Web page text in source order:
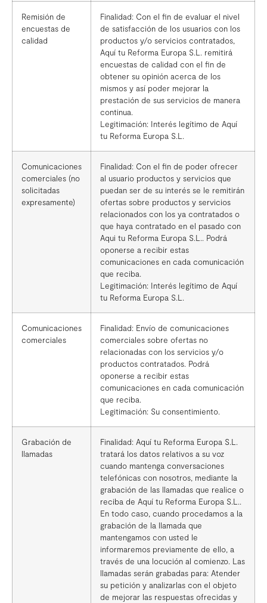
Remisión de
encuestas de
calidad
Finalidad: Con el fin de evaluar el nivel
de satisfacción de los usuarios con los
productos y/o servicios contratados,
Aquí tu Reforma Europa S.L. remitirá
encuestas de calidad con el fin de
obtener su opinión acerca de los
mismos y así poder mejorar la
prestación de sus servicios de manera
continua.
Legitimación: Interés legítimo de Aquí
tu Reforma Europa S.L.
Comunicaciones
comerciales (no
solicitadas
expresamente)
Finalidad: Con el fin de poder ofrecer
al usuario productos y servicios que
puedan ser de su interés se le remitirán
ofertas sobre productos y servicios
relacionados con los ya contratados o
que haya contratado en el pasado con
Aqui tu Reforma Europa S.L.. Podrá
oponerse a recibir estas
comunicaciones en cada comunicación
que reciba.
Legitimación: Interés legítimo de Aquí
tu Reforma Europa S.L.
Comunicaciones
comerciales
Finalidad: Envío de comunicaciones
comerciales sobre ofertas no
relacionadas con los servicios y/o
productos contratados. Podrá
oponerse a recibir estas
comunicaciones en cada comunicación
que reciba.
Legitimación: Su consentimiento.
Grabación de
llamadas
Finalidad: Aquí tu Reforma Europa S.L.
tratará los datos relativos a su voz
cuando mantenga conversaciones
telefónicas con nosotros, mediante la
grabación de las llamadas que realice o
reciba de Aquí tu Reforma Europa S.L..
En todo caso, cuando procedamos a la
grabación de la llamada que
mantengamos con usted le
informaremos previamente de ello, a
través de una locución al comienzo. Las
llamadas serán grabadas para: Atender
su petición y analizarlas con el objeto
de mejorar las respuestas ofrecidas y